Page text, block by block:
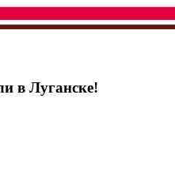
в Луганске!